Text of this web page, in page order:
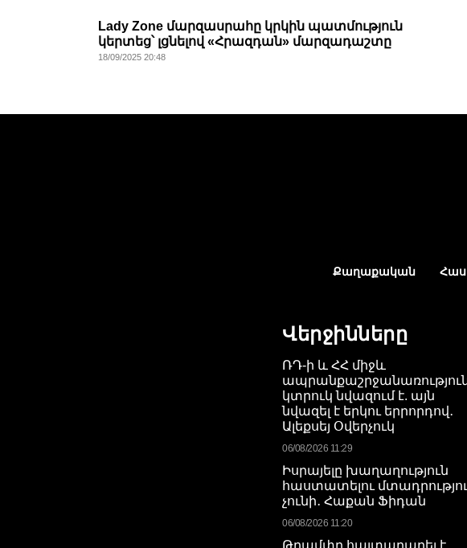
Lady Zone մարզասրահը կրկին պատմություն
կերտեց՝ լցնելով «Հրազդան» մարզադաշտը
18/09/2025 20:48
Քաղաքական
Վերջինները
ՌԴ-ի և ՀՀ միջև
կտրուկ նվազում է. այն
նվազել է երկու երրորդով․
Ալեքսեյ Օվերչուկ
06/08/2026 11:29
Իսրայելը խաղաղություն
հաստատելու
չունի․ Հաքան Ֆիդան
06/08/2026 11:20
Թրամփը հայտարարել է